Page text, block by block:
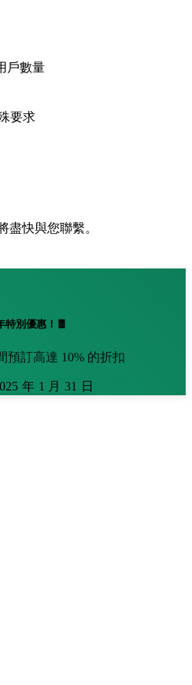
戶數量
要求
盡快與您聯繫。
特別優惠！🧧
預訂高達 10% 的折扣
年 1 月 31 日